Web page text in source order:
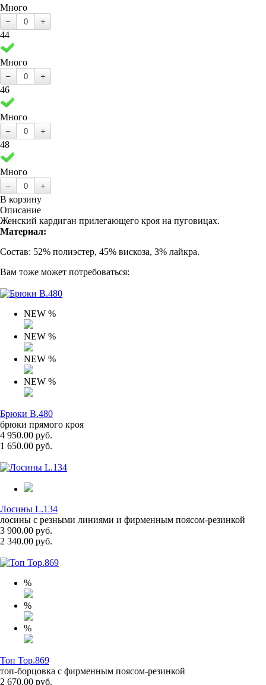
Много
44
Много
46
Много
48
Много
В корзину
Описание
Женский кардиган прилегающего кроя на пуговицах.
Материал:
Состав: 52% полиэстер, 45% вискоза, 3% лайкра.
Вам тоже может потребоваться:
NEW %
NEW %
NEW %
NEW %
Брюки B.480
брюки прямого кроя
4 950.00 руб.
1 650.00 руб.
Лосины L.134
лосины с резными линиями и фирменным поясом-резинкой
3 900.00 руб.
2 340.00 руб.
%
%
%
Топ Top.869
топ-борцовка с фирменным поясом-резинкой
2 670.00 руб.